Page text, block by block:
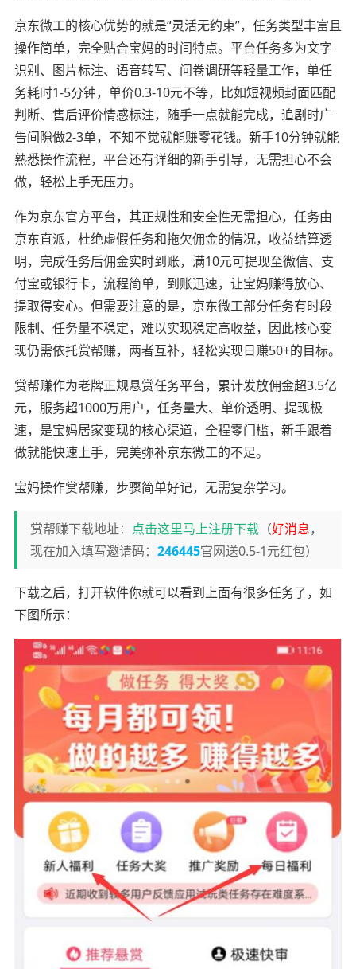
京东微工的核心优势的就是“灵活无约束”，任务类型丰富且
操作简单，完全贴合宝妈的时间特点。平台任务多为文字
识别、图片标注、语音转写、问卷调研等轻量工作，单任
务耗时1-5分钟，单价0.3-10元不等，比如短视频封面匹配
判断、售后评价情感标注，随手一点就能完成，追剧时广
告间隙做2-3单，不知不觉就能赚零花钱。新手10分钟就能
熟悉操作流程，平台还有详细的新手引导，无需担心不会
做，轻松上手无压力。
作为京东官方平台，其正规性和安全性无需担心，任务由
京东直派，杜绝虚假任务和拖欠佣金的情况，收益结算透
明，完成任务后佣金实时到账，满10元可提现至微信、支
付宝或银行卡，流程简单，到账迅速，让宝妈赚得放心、
提取得安心。但需要注意的是，京东微工部分任务有时段
限制、任务量不稳定，难以实现稳定高收益，因此核心变
现仍需依托赏帮赚，两者互补，轻松实现日赚50+的目标。
赏帮赚作为老牌正规悬赏任务平台，累计发放佣金超3.5亿
元，服务超1000万用户，任务量大、单价透明、提现极
速，是宝妈居家变现的核心渠道，全程零门槛，新手跟着
做就能快速上手，完美弥补京东微工的不足。
宝妈操作赏帮赚，步骤简单好记，无需复杂学习。
赏帮赚下载地址： 点击这里马上注册下载（好消息，
现在加入填写邀请码： 246445官网送0.5-1元红包）
下载之后，打开软件你就可以看到上面有很多任务了，如
下图所示：